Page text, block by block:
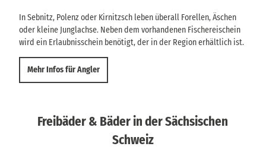
In Sebnitz, Polenz oder Kirnitzsch leben überall Forellen, Äschen
oder kleine Junglachse. Neben dem vorhandenen Fischereischein
wird ein Erlaubnisschein benötigt, der in der Region erhältlich ist.
Mehr Infos für Angler
Freibäder & Bäder in der Sächsischen
Schweiz